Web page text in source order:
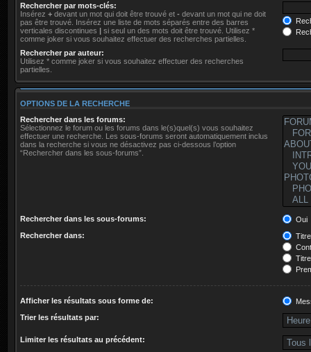
Rechercher par mots-clés:
Insérez + devant un mot qui doit être trouvé et - devant un mot qui ne doit
pas être trouvé. Insérez une liste de mots séparés entre des barres
verticales discontinues | si seul un des mots doit être trouvé. Utilisez *
comme joker si vous souhaitez effectuer des recherches partielles.
Rechercher par auteur:
Utilisez * comme joker si vous souhaitez effectuer des recherches
partielles.
OPTIONS DE LA RECHERCHE
Rechercher dans les forums:
Sélectionnez le forum ou les forums dans le(s)quel(s) vous souhaitez
effectuer une recherche. Les sous-forums seront automatiquement inclus
dans la recherche si vous ne désactivez pas ci-dessous l’option
“Rechercher dans les sous-forums”.
Rechercher dans les sous-forums:
Oui
Rechercher dans:
Afficher les résultats sous forme de:
Trier les résultats par:
Limiter les résultats au précédent: